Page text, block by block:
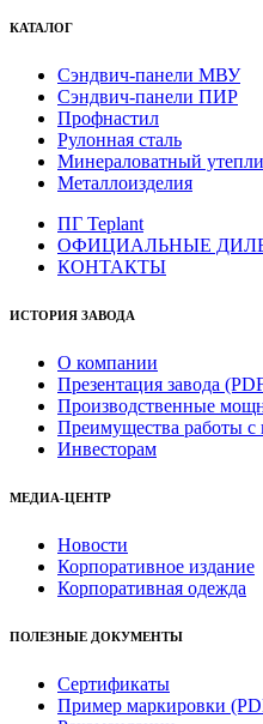
КАТАЛОГ
Сэндвич-панели МВУ
Сэндвич-панели ПИР
Профнастил
Рулонная сталь
Минераловатный
Металлоизделия
ПГ Teplant
ОФИЦИАЛЬНЫЕ
КОНТАКТЫ
ИСТОРИЯ ЗАВОДА
О компании
Презентация завода
Производственные
Преимущества работы с
Инвесторам
МЕДИА-ЦЕНТР
Новости
Корпоративное издание
Корпоративная одежда
ПОЛЕЗНЫЕ ДОКУМЕНТЫ
Сертификаты
Пример маркировки